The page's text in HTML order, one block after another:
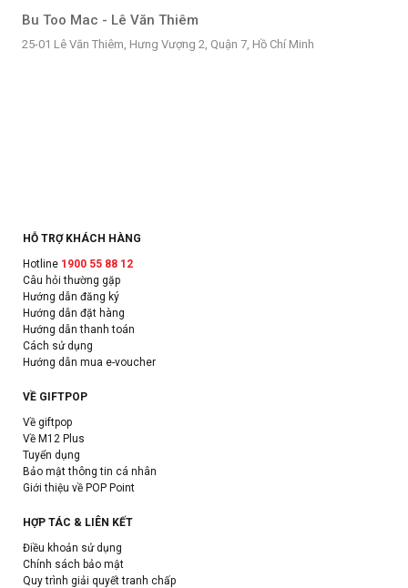
Bu Too Mac - Lê Văn Thiêm
25-01 Lê Văn Thiêm, Hưng Vượng 2, Quận 7, Hồ Chí Minh
HỖ TRỢ KHÁCH HÀNG
Hotline 1900 55 88 12
Câu hỏi thường gặp
Hướng dẫn đăng ký
Hướng dẫn đặt hàng
Hướng dẫn thanh toán
Cách sử dụng
Hướng dẫn mua e-voucher
VỀ GIFTPOP
Về giftpop
Về M12 Plus
Tuyển dụng
Bảo mật thông tin cá nhân
Giới thiệu về POP Point
HỢP TÁC & LIÊN KẾT
Điều khoản sử dụng
Chính sách bảo mật
Quy trình giải quyết tranh chấp